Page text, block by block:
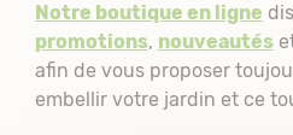
Notre boutique en ligne
promotions, nouveautés
afin de vous proposer
embellir votre jardin et ce